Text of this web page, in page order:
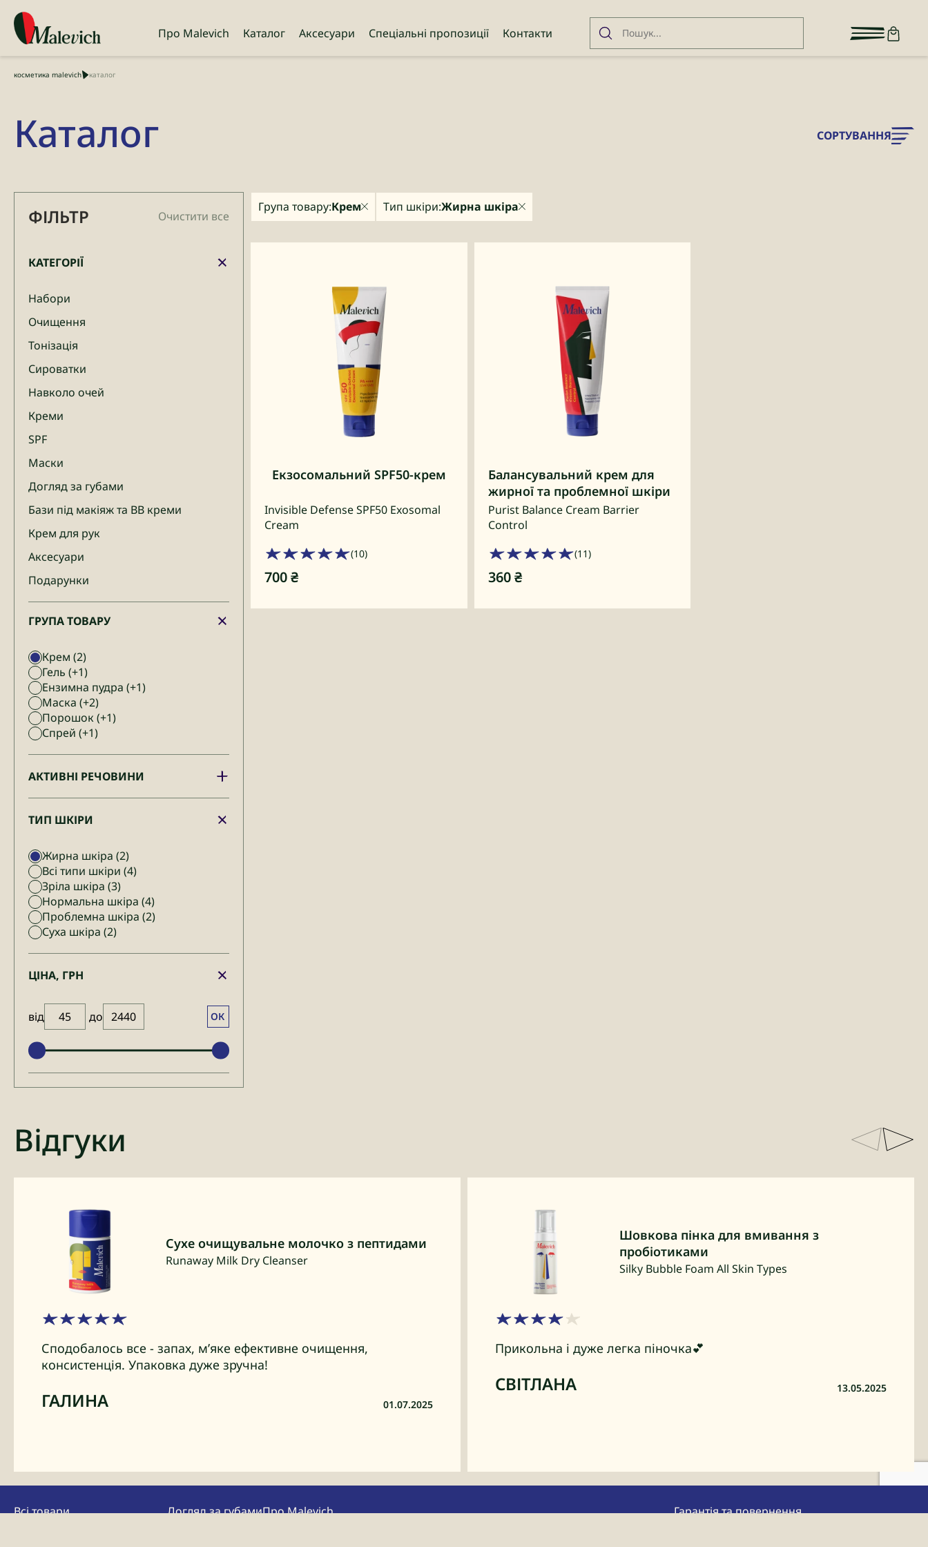
Про Malevich Каталог Аксесуари Спеціальні пропозиції Контакти
косметика malevich каталог
Каталог СОРТУВАННЯ
ФІЛЬТР Очистити все
КАТЕГОРІЇ
Набори
Очищення
Тонізація
Сироватки
Навколо очей
Креми
SPF
Маски
Догляд за губами
Бази під макіяж та BB креми
Крем для рук
Аксесуари
Подарунки
ГРУПА ТОВАРУ
Крем (2)
Гель (+1)
Ензимна пудра (+1)
Маска (+2)
Порошок (+1)
Спрей (+1)
АКТИВНІ РЕЧОВИНИ
ТИП ШКІРИ
Жирна шкіра (2)
Всі типи шкіри (4)
Зріла шкіра (3)
Нормальна шкіра (4)
Проблемна шкіра (2)
Суха шкіра (2)
ЦІНА, ГРН
від до ОК
Група товару:Крем Тип шкіри:Жирна шкіра
Екзосомальний SPF50-крем
Invisible Defense SPF50 Exosomal
Cream
(10)
700₴
Балансувальний крем для
жирної та проблемної шкіри
Purist Balance Cream Barrier
Control
(11)
360₴
Відгуки
Сухе очищувальне молочко з пептидами
Runaway Milk Dry Cleanser
Сподобалось все - запах, мʼяке ефективне очищення,
консистенція. Упаковка дуже зручна!
ГАЛИНА 01.07.2025
Шовкова пінка для вмивання з
пробіотиками
Silky Bubble Foam All Skin Types
Прикольна і дуже легка піночка💕
СВІТЛАНА 13.05.2025
Всі товари
Догляд за губамиПро Malevich
Гарантія та повернення